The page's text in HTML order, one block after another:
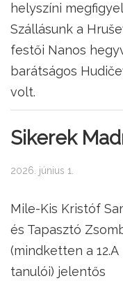
helyszíni
Szállásunk a
festői Nanos
barátságos
volt.
Sikerek
2026. június 1.
Mile-Kis Kristóf
és Tapasztó
(mindketten a 12.A
tanulói) jelentős